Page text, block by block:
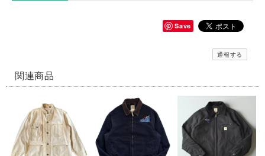
Save
通報する
関連商品